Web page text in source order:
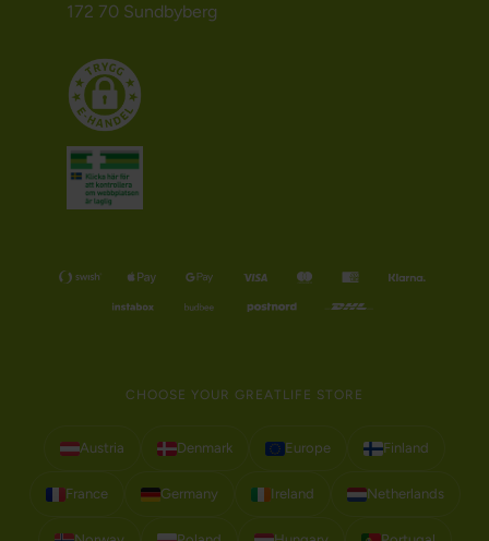
172 70 Sundbyberg
CHOOSE YOUR GREATLIFE STORE
Austria Denmark Europe Finland
France Germany Ireland Netherlands